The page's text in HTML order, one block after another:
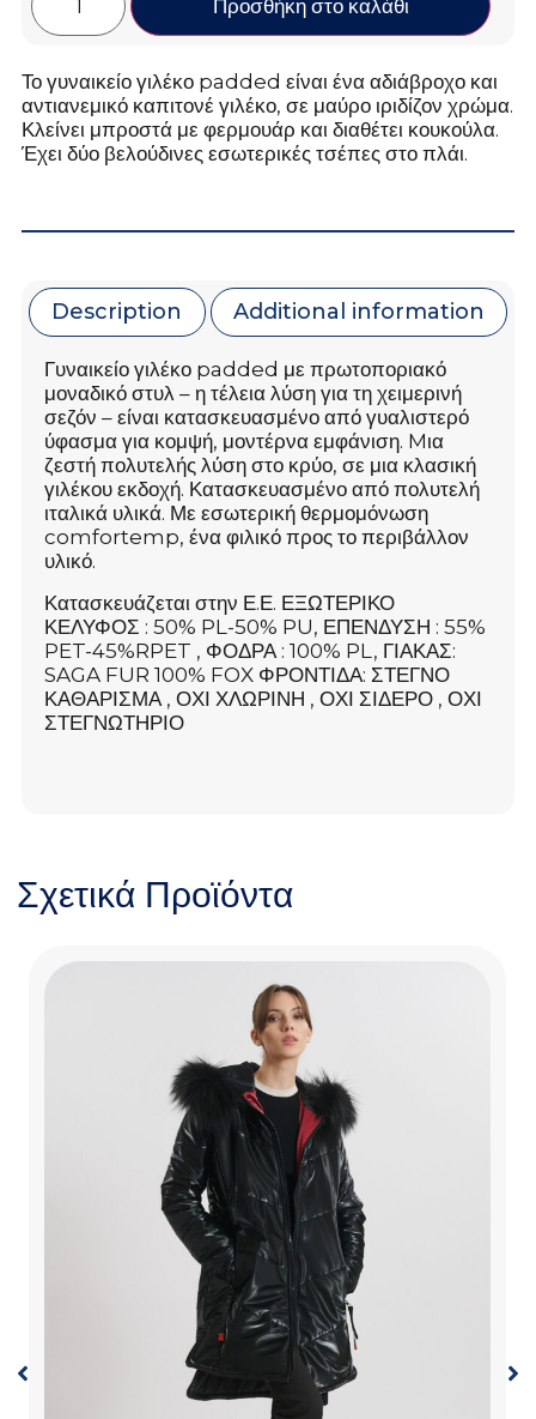
Προσθήκη στο καλάθι
Το γυναικείο γιλέκο padded είναι ένα αδιάβροχο και
αντιανεμικό καπιτονέ γιλέκο, σε μαύρο ιριδίζον χρώμα.
Κλείνει μπροστά με φερμουάρ και διαθέτει κουκούλα.
Έχει δύο βελούδινες εσωτερικές τσέπες στο πλάι.
Description Additional information
Γυναικείο γιλέκο padded με πρωτοποριακό
μοναδικό στυλ – η τέλεια λύση για τη χειμερινή
σεζόν – είναι κατασκευασμένο από γυαλιστερό
ύφασμα για κομψή, μοντέρνα εμφάνιση. Mια
ζεστή πολυτελής λύση στο κρύο, σε μια κλασική
γιλέκου εκδοχή. Κατασκευασμένο από πολυτελή
ιταλικά υλικά. Με εσωτερική θερμομόνωση
comfortemp, ένα φιλικό προς το περιβάλλον
υλικό.
Κατασκευάζεται στην Ε.Ε. ΕΞΩΤΕΡΙΚΟ
ΚΕΛΥΦΟΣ : 50% PL-50% PU, ΕΠΕΝΔΥΣΗ : 55%
PET-45%RPET , ΦΟΔΡΑ : 100% PL, ΓΙΑΚΑΣ:
SAGA FUR 100% FOX ΦΡΟΝΤΙΔΑ: ΣΤΕΓΝΟ
ΚΑΘΑΡΙΣΜΑ , ΟΧΙ ΧΛΩΡΙΝΗ , ΟΧΙ ΣΙΔΕΡΟ , ΟΧΙ
ΣΤΕΓΝΩΤΗΡΙΟ
Σχετικά Προϊόντα